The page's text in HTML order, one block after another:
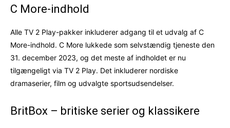
C More-indhold
Alle TV 2 Play-pakker inkluderer adgang til et udvalg af C
More-indhold. C More lukkede som selvstændig tjeneste den
31. december 2023, og det meste af indholdet er nu
tilgængeligt via TV 2 Play. Det inkluderer nordiske
dramaserier, film og udvalgte sportsudsendelser.
BritBox – britiske serier og klassikere